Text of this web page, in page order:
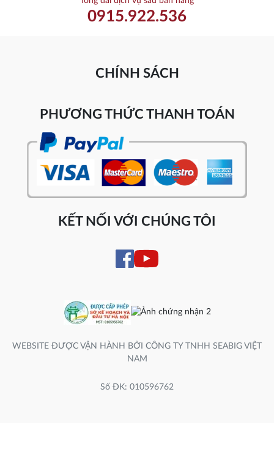
0915.922.536
CHÍNH SÁCH
PHƯƠNG THỨC THANH TOÁN
KẾT NỐI VỚI CHÚNG TÔI
WEBSITE ĐƯỢC VẬN HÀNH BỞI CÔNG TY TNHH SEABIG VIỆT
NAM
Số ĐK: 010596762